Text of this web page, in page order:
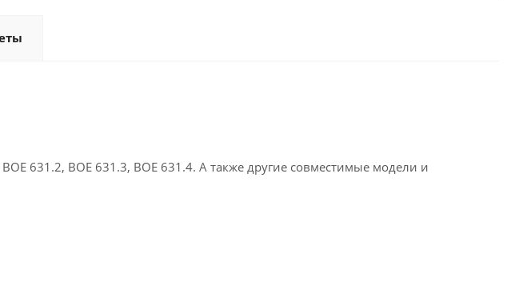
631.2, BOE 631.3, BOE 631.4. А также другие совместимые модели и